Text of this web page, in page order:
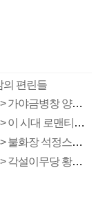
의 편린들
주경업이 만난 부산을 지키는 꾼·쟁이들 <56> 가야금병창 양태숙
주경업이 만난 부산을 지키는 꾼·쟁이들 <55> 이 시대 로맨티스트 가객 최대호
주경업이 만난 부산을 지키는 꾼·쟁이들 <54> 불화장 석정스님 의발제자 하경진
주경업이 만난 부산을 지키는 꾼·쟁이들 <53> 각설이무당 황순연